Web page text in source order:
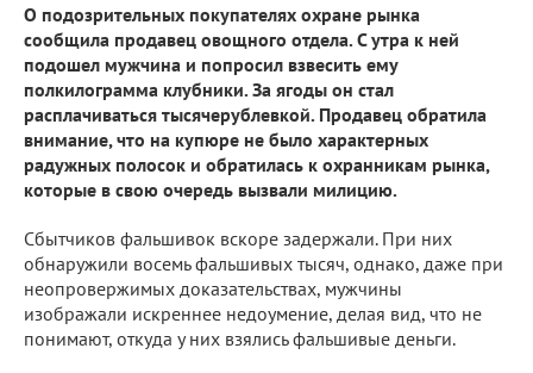
О подозрительных покупателях охране рынка
сообщила продавец овощного отдела. С утра к ней
подошел мужчина и попросил взвесить ему
полкилограмма клубники. За ягоды он стал
расплачиваться тысячерублевкой. Продавец обратила
внимание, что на купюре не было характерных
радужных полосок и обратилась к охранникам рынка,
которые в свою очередь вызвали милицию.
Сбытчиков фальшивок вскоре задержали. При них
обнаружили восемь фальшивых тысяч, однако, даже при
неопровержимых доказательствах, мужчины
изображали искреннее недоумение, делая вид, что не
понимают, откуда у них взялись фальшивые деньги.